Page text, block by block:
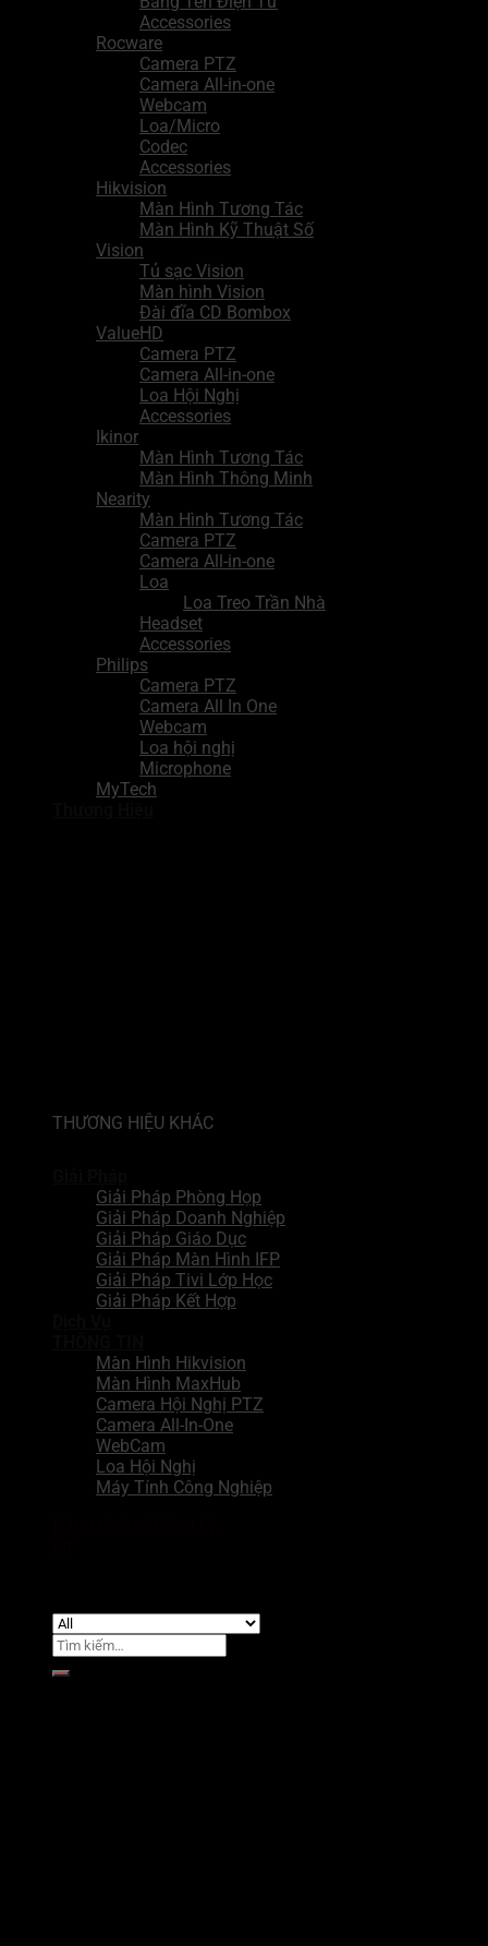
Accessories
Rocware
Camera PTZ
Camera All-in-one
Webcam
Loa/Micro
Codec
Accessories
Hikvision
Màn Hình Tương Tác
Màn Hình Kỹ Thuật Số
Vision
Tủ sạc Vision
Màn hình Vision
Đài đĩa CD Bombox
ValueHD
Camera PTZ
Camera All-in-one
Loa Hội Nghị
Accessories
Ikinor
Màn Hình Tương Tác
Màn Hình Thông Minh
Nearity
Màn Hình Tương Tác
Camera PTZ
Camera All-in-one
Loa
Loa Treo Trần Nhà
Headset
Accessories
Philips
Camera PTZ
Camera All In One
Webcam
Loa hội nghị
Microphone
MyTech
THƯƠNG HIỆU KHÁC
Giải Pháp Phòng Họp
Giải Pháp Doanh Nghiệp
Giải Pháp Giáo Dục
Giải Pháp Màn Hình IFP
Giải Pháp Tivi Lớp Học
Giải Pháp Kết Hợp
Màn Hình Hikvision
Màn Hình MaxHub
Camera Hội Nghị PTZ
Camera All-In-One
WebCam
Loa Hội Nghị
Máy Tính Công Nghiệp
Tìm
kiếm: